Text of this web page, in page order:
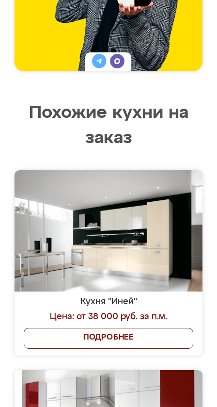
Похожие кухни на
заказ
Кухня "Иней"
Цена: от 38 000 руб. за п.м.
ПОДРОБНЕЕ